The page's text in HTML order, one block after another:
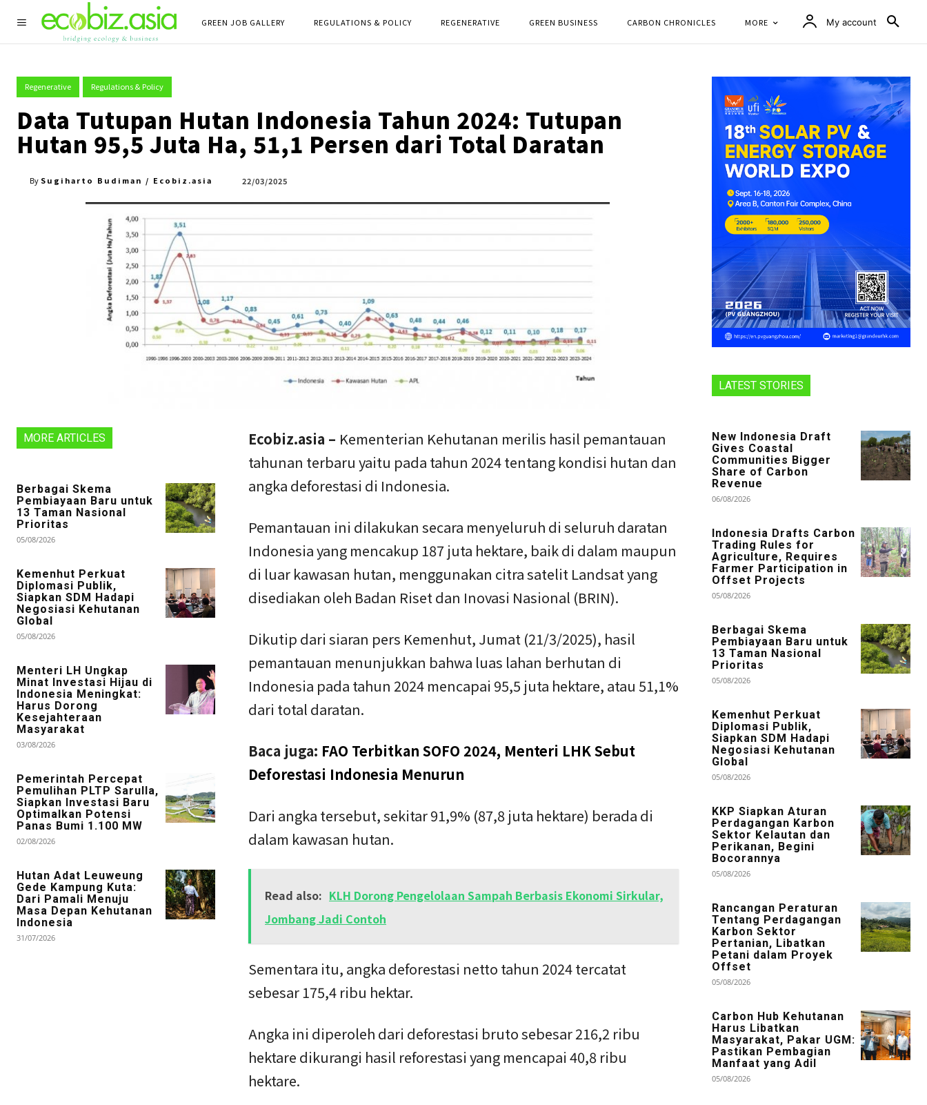
GREEN JOB GALLERY REGULATIONS & POLICY REGENERATIVE GREEN BUSINESS CARBON CHRONICLES MORE My account
Regenerative Regulations & Policy
Data Tutupan Hutan Indonesia Tahun 2024: Tutupan
Hutan 95,5 Juta Ha, 51,1 Persen dari Total Daratan
By Sugiharto Budiman / Ecobiz.asia 22/03/2025
MORE ARTICLES
Berbagai Skema
Pembiayaan Baru untuk
13 Taman Nasional
Prioritas
05/08/2026
Kemenhut Perkuat
Diplomasi Publik,
Siapkan SDM Hadapi
Negosiasi Kehutanan
Global
05/08/2026
Menteri LH Ungkap
Minat Investasi Hijau di
Indonesia Meningkat:
Harus Dorong
Kesejahteraan
Masyarakat
03/08/2026
Pemerintah Percepat
Pemulihan PLTP Sarulla,
Siapkan Investasi Baru
Optimalkan Potensi
Panas Bumi 1.100 MW
02/08/2026
Hutan Adat Leuweung
Gede Kampung Kuta:
Dari Pamali Menuju
Masa Depan Kehutanan
Indonesia
31/07/2026
Ecobiz.asia – Kementerian Kehutanan merilis hasil pemantauan
tahunan terbaru yaitu pada tahun 2024 tentang kondisi hutan dan
angka deforestasi di Indonesia.
Pemantauan ini dilakukan secara menyeluruh di seluruh daratan
Indonesia yang mencakup 187 juta hektare, baik di dalam maupun
di luar kawasan hutan, menggunakan citra satelit Landsat yang
disediakan oleh Badan Riset dan Inovasi Nasional (BRIN).
Dikutip dari siaran pers Kemenhut, Jumat (21/3/2025), hasil
pemantauan menunjukkan bahwa luas lahan berhutan di
Indonesia pada tahun 2024 mencapai 95,5 juta hektare, atau 51,1%
dari total daratan.
Baca juga: FAO Terbitkan SOFO 2024, Menteri LHK Sebut
Deforestasi Indonesia Menurun
Dari angka tersebut, sekitar 91,9% (87,8 juta hektare) berada di
dalam kawasan hutan.
Read also: KLH Dorong Pengelolaan Sampah Berbasis Ekonomi Sirkular,
Jombang Jadi Contoh
Sementara itu, angka deforestasi netto tahun 2024 tercatat
sebesar 175,4 ribu hektar.
Angka ini diperoleh dari deforestasi bruto sebesar 216,2 ribu
hektare dikurangi hasil reforestasi yang mencapai 40,8 ribu
hektare.
LATEST STORIES
New Indonesia Draft
Gives Coastal
Communities Bigger
Share of Carbon
Revenue
06/08/2026
Indonesia Drafts Carbon
Trading Rules for
Agriculture, Requires
Farmer Participation in
Offset Projects
05/08/2026
Berbagai Skema
Pembiayaan Baru untuk
13 Taman Nasional
Prioritas
05/08/2026
Kemenhut Perkuat
Diplomasi Publik,
Siapkan SDM Hadapi
Negosiasi Kehutanan
Global
05/08/2026
KKP Siapkan Aturan
Perdagangan Karbon
Sektor Kelautan dan
Perikanan, Begini
Bocorannya
05/08/2026
Rancangan Peraturan
Tentang Perdagangan
Karbon Sektor
Pertanian, Libatkan
Petani dalam Proyek
Offset
05/08/2026
Carbon Hub Kehutanan
Harus Libatkan
Masyarakat, Pakar UGM:
Pastikan Pembagian
Manfaat yang Adil
05/08/2026